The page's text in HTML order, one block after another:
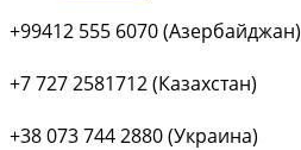
+99412 555 6070 (Азербайджан)
+7 727 2581712 (Казахстан)
+38 073 744 2880 (Украина)